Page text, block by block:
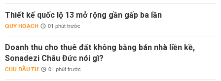
Thiết kế quốc lộ 13 mở rộng gần gấp ba lần
QUY HOẠCH 01 phút trước
Doanh thu cho thuê đất không bằng bán nhà liền kề,
Sonadezi Châu Đức nói gì?
CHỦ ĐẦU TƯ 01 phút trước